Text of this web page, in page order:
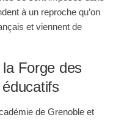
à un reproche qu’on
et viennent de
la Forge des
de Grenoble et